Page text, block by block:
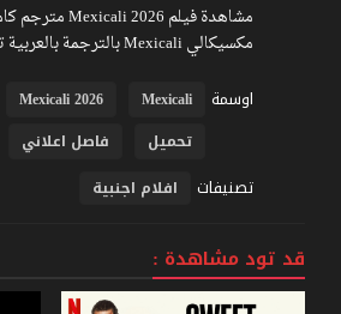
مكسيكالي Mexicali بالترجمة بالعربية تشاهدونه عبر موقع فشا
اوسمة
Mexicali
Mexicali 2026
تحميل
فاصل اعلاني
تصنيفات افلام اجنبية
قد تود مشاهدة :